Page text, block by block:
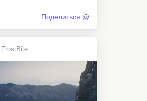
Поделиться @
FrostBite